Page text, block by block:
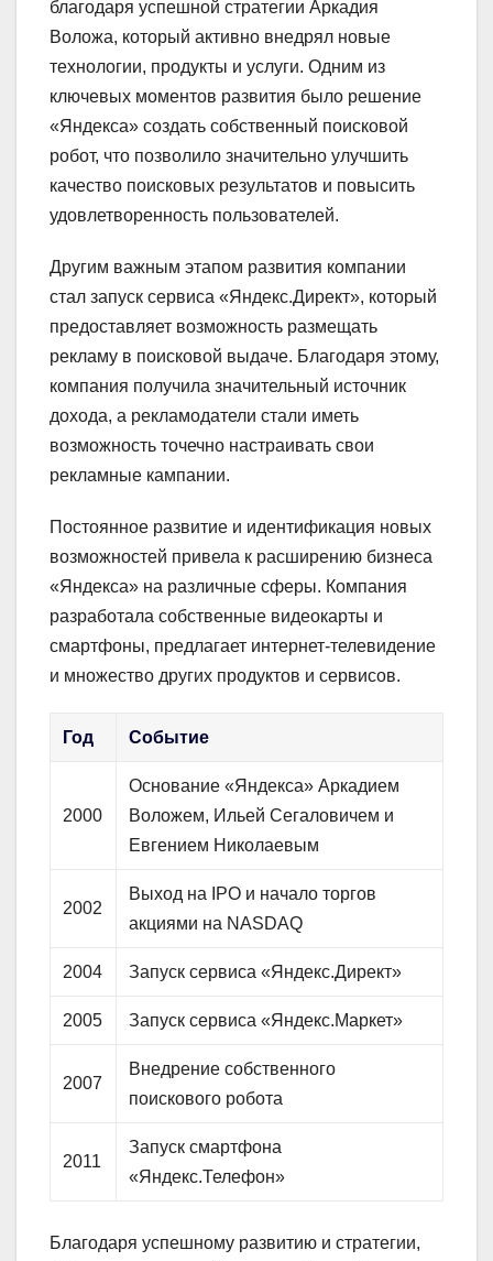
благодаря успешной стратегии Аркадия
Воложа, который активно внедрял новые
технологии, продукты и услуги. Одним из
ключевых моментов развития было решение
«Яндекса» создать собственный поисковой
робот, что позволило значительно улучшить
качество поисковых результатов и повысить
удовлетворенность пользователей.
Другим важным этапом развития компании
стал запуск сервиса «Яндекс.Директ», который
предоставляет возможность размещать
рекламу в поисковой выдаче. Благодаря этому,
компания получила значительный источник
дохода, а рекламодатели стали иметь
возможность точечно настраивать свои
рекламные кампании.
Постоянное развитие и идентификация новых
возможностей привела к расширению бизнеса
«Яндекса» на различные сферы. Компания
разработала собственные видеокарты и
смартфоны, предлагает интернет-телевидение
и множество других продуктов и сервисов.
Год Событие
2000
Основание «Яндекса» Аркадием
Воложем, Ильей Сегаловичем и
Евгением Николаевым
2002
Выход на IPO и начало торгов
акциями на NASDAQ
2004 Запуск сервиса «Яндекс.Директ»
2005 Запуск сервиса «Яндекс.Маркет»
2007
Внедрение собственного
поискового робота
2011
Запуск смартфона
«Яндекс.Телефон»
Благодаря успешному развитию и стратегии,